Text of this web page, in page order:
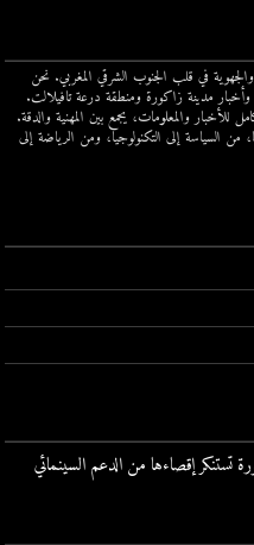
والجهوية في قلب الجنوب الشرقي المغربي. نحن
مدينة زاكورة ومنطقة درعة تافيلالت.
والمعلومات، يجمع بين المهنية والدقة.
من السياسة إلى التكنولوجيا، ومن الرياضة إلى
تستنكر إقصاءها من الدعم السينمائي